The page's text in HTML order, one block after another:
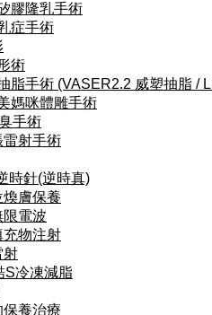
膠隆乳手術
症手術
術
脂手術 (VASER2.2 威塑抽脂 /
媽咪體雕手術
手術
雷射手術
時針(逆時真)
煥膚保養
限電波
充物注射
射
S冷凍減脂
養治療